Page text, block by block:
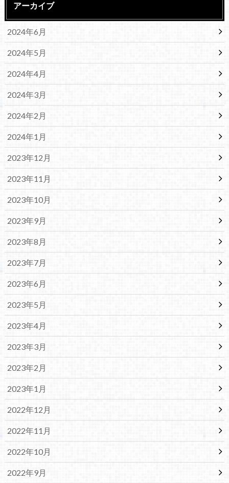
アーカイブ
2024年6月
2024年5月
2024年4月
2024年3月
2024年2月
2024年1月
2023年12月
2023年11月
2023年10月
2023年9月
2023年8月
2023年7月
2023年6月
2023年5月
2023年4月
2023年3月
2023年2月
2023年1月
2022年12月
2022年11月
2022年10月
2022年9月